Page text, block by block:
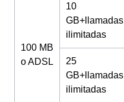
100 MB
o ADSL
10
GB+llamadas
ilimitadas
25
GB+llamadas
ilimitadas